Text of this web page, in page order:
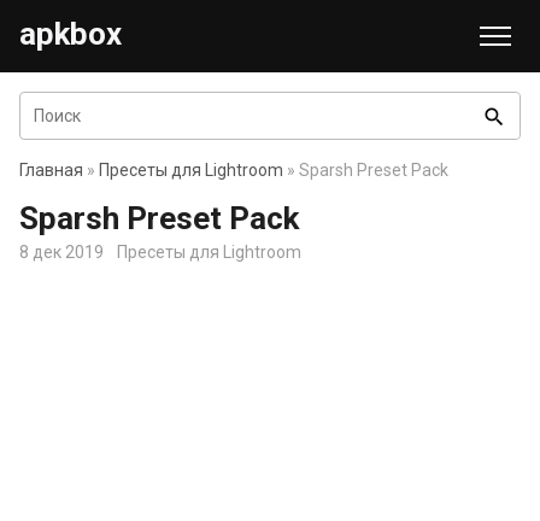
apkbox
search
Главная » Пресеты для Lightroom » Sparsh Preset Pack
Sparsh Preset Pack
8 дек 2019 Пресеты для Lightroom